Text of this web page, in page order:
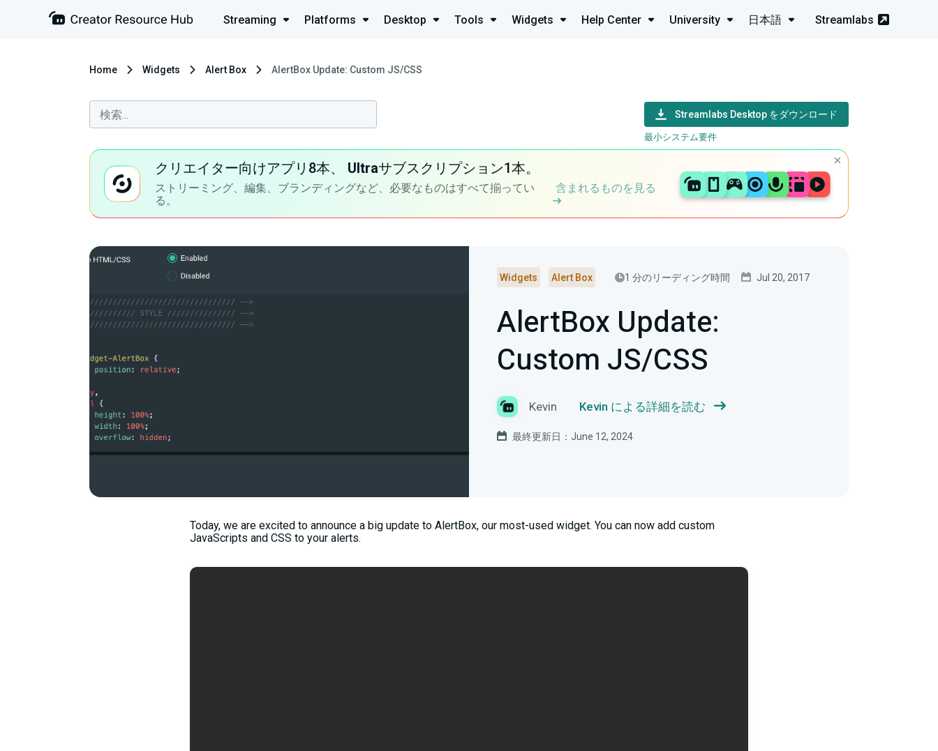
Streaming Platforms Desktop Tools Widgets Help Center University 日本語 Streamlabs
Home Widgets Alert Box AlertBox Update: Custom JS/CSS
Streamlabs Desktop をダウンロード
最小システム要件
クリエイター向けアプリ8本、 Ultraサブスクリプション1本。
ストリーミング、編集、ブランディングなど、必要なものはすべて揃ってい
る。
含まれるものを見る
Widgets Alert Box 1 分のリーディング時間 Jul 20, 2017
AlertBox Update:
Custom JS/CSS
Kevin Kevin による詳細を読む
最終更新日：June 12, 2024
Today, we are excited to announce a big update to AlertBox, our most-used widget. You can now add custom
JavaScripts and CSS to your alerts.